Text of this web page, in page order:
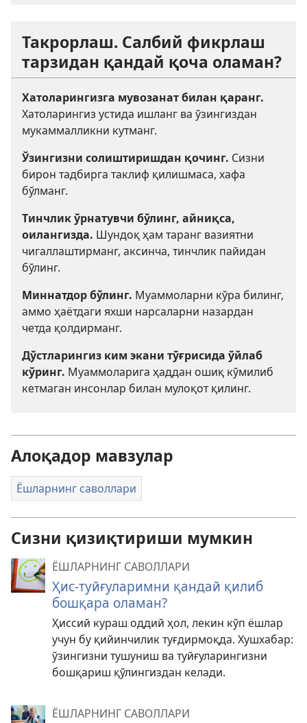
Такрорлаш. Салбий фикрлаш
тарзидан қандай қоча оламан?
Хатоларингизга мувозанат билан қаранг.
Хатоларингиз устида ишланг ва ўзингиздан
мукаммалликни кутманг.
Ўзингизни солиштиришдан қочинг. Сизни
бирон тадбирга таклиф қилишмаса, хафа
бўлманг.
Тинчлик ўрнатувчи бўлинг, айниқса,
оилангизда. Шундоқ ҳам таранг вазиятни
чигаллаштирманг, аксинча, тинчлик пайидан
бўлинг.
Миннатдор бўлинг. Муаммоларни кўра билинг,
аммо ҳаётдаги яхши нарсаларни назардан
четда қолдирманг.
Дўстларингиз ким экани тўғрисида ўйлаб
кўринг. Муаммоларига ҳаддан ошиқ кўмилиб
кетмаган инсонлар билан мулоқот қилинг.
Алоқадор мавзулар
Ёшларнинг саволлари
Сизни қизиқтириши мумкин
ЁШЛАРНИНГ САВОЛЛАРИ
Ҳис-туйғуларимни қандай қилиб
бошқара оламан?
Ҳиссий кураш оддий ҳол, лекин кўп ёшлар
учун бу қийинчилик туғдирмоқда. Хушхабар:
ўзингизни тушуниш ва туйғуларингизни
бошқариш қўлингиздан келади.
ЁШЛАРНИНГ САВОЛЛАРИ